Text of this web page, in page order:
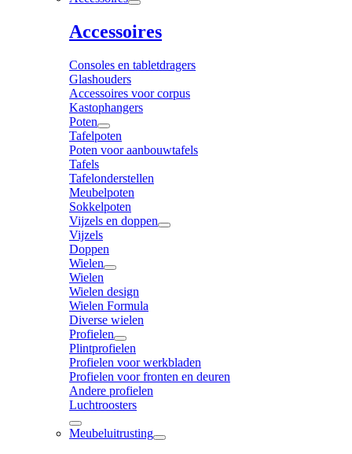
Accessoires
Consoles en tabletdragers
Glashouders
Accessoires voor corpus
Kastophangers
Poten
Tafelpoten
Poten voor aanbouwtafels
Tafels
Tafelonderstellen
Meubelpoten
Sokkelpoten
Vijzels en doppen
Vijzels
Doppen
Wielen
Wielen
Wielen design
Wielen Formula
Diverse wielen
Profielen
Plintprofielen
Profielen voor werkbladen
Profielen voor fronten en deuren
Andere profielen
Luchtroosters
Meubeluitrusting